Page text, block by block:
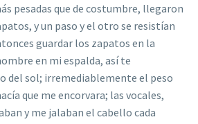
pesadas que de costumbre, llegaron
y un paso y el otro se resistían
guardar los zapatos en la
en mi espalda, así te
del sol; irremediablemente el peso
que me encorvara; las vocales,
y me jalaban el cabello cada